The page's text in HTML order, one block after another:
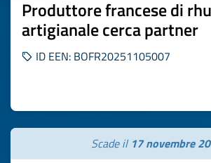
Produttore francese di
artigianale cerca partner
ID EEN: BOFR20251105007
Scade il 17 novembre